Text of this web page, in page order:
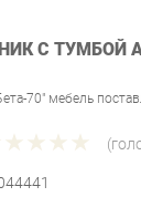
С ТУМБОЙ
70" мебель